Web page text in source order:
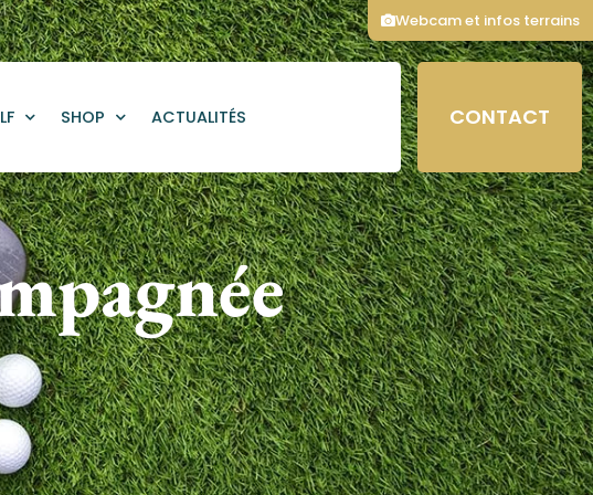
SHOP ACTUALITÉS CONTACT
Webcam et infos terrains